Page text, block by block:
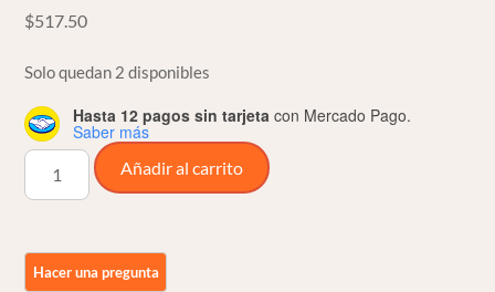
$517.50
Solo quedan 2 disponibles
Hasta 12 pagos sin tarjeta con Mercado Pago.
Saber más
Funda
Contra
Filtro
Añadir al carrito